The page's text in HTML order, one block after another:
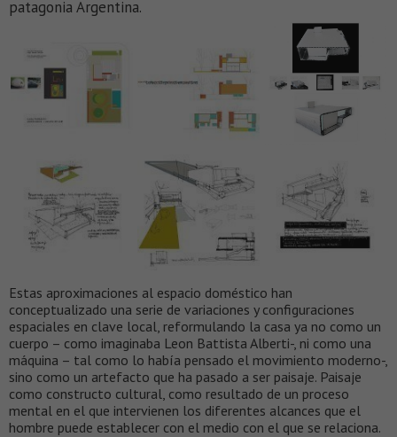
patagonia Argentina.
Estas aproximaciones al espacio doméstico han
conceptualizado una serie de variaciones y configuraciones
espaciales en clave local, reformulando la casa ya no como un
cuerpo – como imaginaba Leon Battista Alberti-, ni como una
máquina – tal como lo había pensado el movimiento moderno-,
sino como un artefacto que ha pasado a ser paisaje. Paisaje
como constructo cultural, como resultado de un proceso
mental en el que intervienen los diferentes alcances que el
hombre puede establecer con el medio con el que se relaciona.